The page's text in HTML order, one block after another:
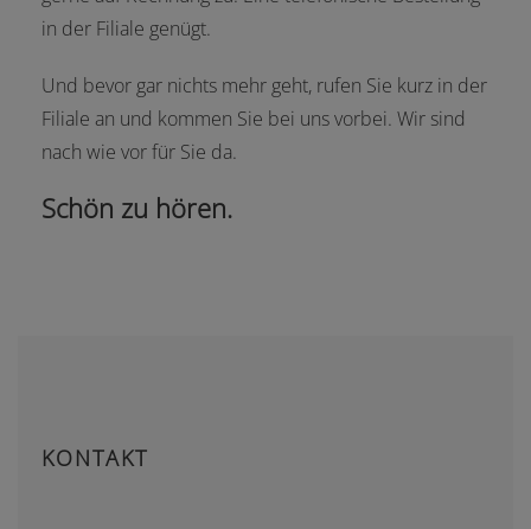
in der Filiale genügt.
Und bevor gar nichts mehr geht, rufen Sie kurz in der
Filiale an und kommen Sie bei uns vorbei. Wir sind
nach wie vor für Sie da.
Schön zu hören.
KONTAKT